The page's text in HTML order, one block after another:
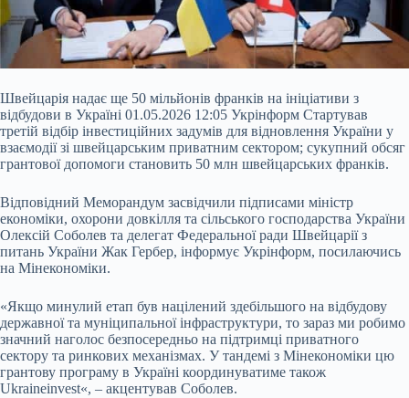
Швейцарія надає ще 50 мільйонів франків на ініціативи з
відбудови в Україні 01.05.2026 12:05 Укрінформ Стартував
третій відбір інвестиційних задумів для відновлення України у
взаємодії зі швейцарським приватним сектором; сукупний обсяг
грантової допомоги становить 50 млн швейцарських франків.
Відповідний Меморандум засвідчили підписами міністр
економіки, охорони довкілля та сільського господарства України
Олексій Соболев та делегат Федеральної ради Швейцарії з
питань України Жак Гербер, інформує Укрінформ, посилаючись
на Мінекономіки.
«Якщо минулий етап був націлений здебільшого на відбудову
державної та муніципальної інфраструктури, то зараз ми робимо
значний наголос безпосередньо на підтримці приватного
сектору та ринкових механізмах. У тандемі з Мінекономіки цю
грантову програму в Україні координуватиме також
Ukraineinvest«, – акцентував Соболев.